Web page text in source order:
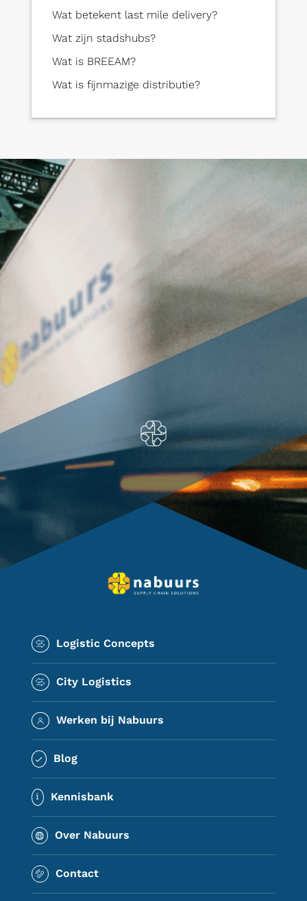
Wat betekent last mile delivery?
Wat zijn stadshubs?
Wat is BREEAM?
Wat is fijnmazige distributie?
Logistic Concepts
City Logistics
Werken bij Nabuurs
Blog
Kennisbank
Over Nabuurs
Contact